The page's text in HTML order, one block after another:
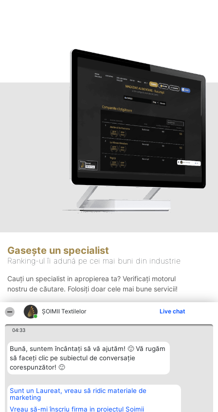
ȘOIMII Textilelor Live chat
04:33
Bună, suntem încântați să vă ajutăm! 🙂 Vă rugăm
să faceți clic pe subiectul de conversație
corespunzător! 🙂
Sunt un Laureat, vreau să ridic materiale de
marketing
Vreau să-mi înscriu firma in proiectul Șoimii
Gasește un specialist
Ranking-ul îi adună pe cei mai buni din industrie
Cauți un specialist in apropierea ta? Verificați motorul
nostru de căutare. Folosiți doar cele mai bune servicii!
Organizator Ranking
BRIGHT SOLUTIONS BR SRL
Aleea Timisul De Sus 2 Bl. A30
Plebiscyt
Lista Tuturor
Contact